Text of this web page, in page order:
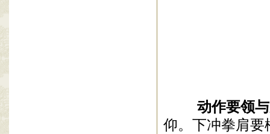
动作要领
仰。下冲拳肩要